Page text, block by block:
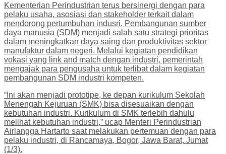
Kementerian Perindustrian terus bersinergi dengan para
pelaku usaha, asosiasi dan stakeholder terkait dalam
mendorong pertumbuhan indusri. Pembangunan sumber
daya manusia (SDM) menjadi salah satu strategi prioritas
dalam meningkatkan daya saing dan produktivitas sektor
manufaktur dalam negeri. Melalui kegiatan pendidikan
vokasi yang link and match dengan industri, pemerintah
mengajak para pengusaha untuk terlibat dalam kegiatan
pembangunan SDM industri kompeten.
“Ini akan menjadi prototipe, ke depan kurikulum Sekolah
Menengah Kejuruan (SMK) bisa disesuaikan dengan
kebutuhan industri. Kurikulum di SMK terlebih dahulu
melihat kebutuhan industri,” ucap Menteri Perindustrian
Airlangga Hartarto saat melakukan pertemuan dengan para
pelaku industri, di Rancamaya, Bogor, Jawa Barat, Jumat
(1/3).